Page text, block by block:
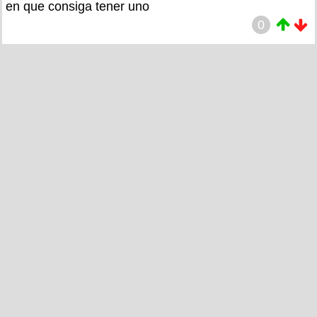
en que consiga tener uno
0